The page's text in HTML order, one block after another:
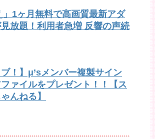
」1ヶ月無料で高画質最新アダ
放題！利用者急増 反響の声続
ブ！】μ’sメンバー複製サイン
ァイルをプレゼント！！【ス
んねる】